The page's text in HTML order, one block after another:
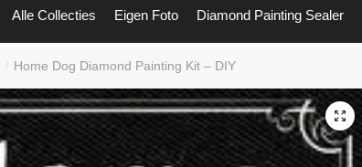
Alle Collecties Eigen Foto Diamond Painting Sealer
/ Home Dog Diamond Painting Kit – DIY
🔍